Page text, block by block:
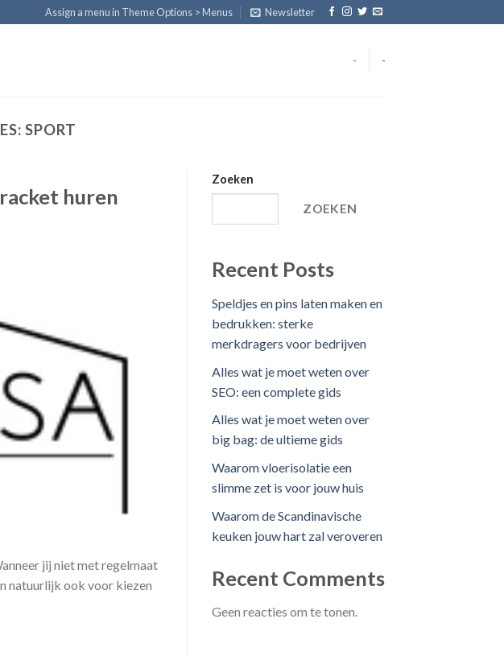
Assign a menu in Theme Options > Menus Newsletter
- -
SPORT
huren
jij niet met regelmaat
natuurlijk ook voor kiezen
Zoeken
ZOEKEN
Recent Posts
Speldjes en pins laten maken en
bedrukken: sterke
merkdragers voor bedrijven
Alles wat je moet weten over
SEO: een complete gids
Alles wat je moet weten over
big bag: de ultieme gids
Waarom vloerisolatie een
slimme zet is voor jouw huis
Waarom de Scandinavische
keuken jouw hart zal veroveren
Recent Comments
Geen reacties om te tonen.